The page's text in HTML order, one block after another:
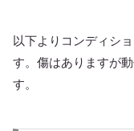
以下よりコンディシ
す。傷はありますが
す。